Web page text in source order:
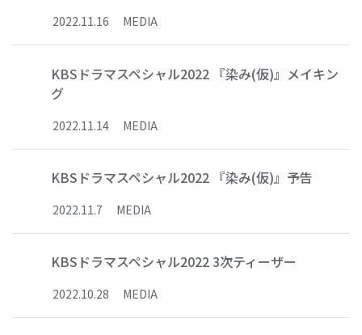
2022.11.16 MEDIA
KBSドラマスペシャル2022 『染み(仮)』メイキン
グ
2022.11 .14 MEDIA
KBSドラマスペシャル2022 『染み(仮)』予告
2022.11.7 MEDIA
KBSドラマスペシャル2022 3次ティーザー
2022.10.28 MEDIA